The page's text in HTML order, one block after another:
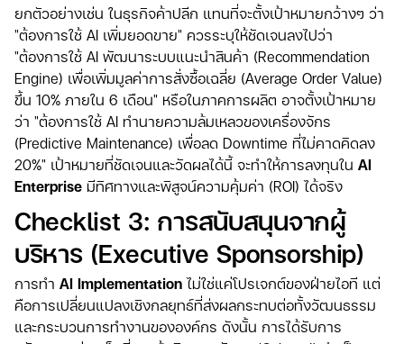
ยกตัวอย่างเช่น ในธุรกิจค้าปลีก แทนที่จะตั้งเป้าหมายกว้างๆ ว่า
"ต้องการใช้ AI เพิ่มยอดขาย" ควรระบุให้ชัดเจนลงไปว่า
"ต้องการใช้ AI พัฒนาระบบแนะนำสินค้า (Recommendation
Engine) เพื่อเพิ่มมูลค่าการสั่งซื้อเฉลี่ย (Average Order Value)
ขึ้น 10% ภายใน 6 เดือน" หรือในภาคการผลิต อาจตั้งเป้าหมาย
ว่า "ต้องการใช้ AI ทำนายความล้มเหลวของเครื่องจักร
(Predictive Maintenance) เพื่อลด Downtime ที่ไม่คาดคิดลง
20%" เป้าหมายที่ชัดเจนและวัดผลได้นี้ จะทำให้การลงทุนใน AI
Enterprise มีทิศทางและพิสูจน์ความคุ้มค่า (ROI) ได้จริง
Checklist 3: การสนับสนุนจากผู้
บริหาร (Executive Sponsorship)
การทำ AI Implementationไม่ใช่แค่โปรเจกต์ของฝ่ายไอที แต่
คือการเปลี่ยนแปลงเชิงกลยุทธ์ที่ส่งผลกระทบต่อทั้งวัฒนธรรม
และกระบวนการทำงานขององค์กร ดังนั้น การได้รับการ